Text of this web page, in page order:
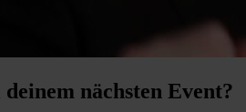
nächsten Event?